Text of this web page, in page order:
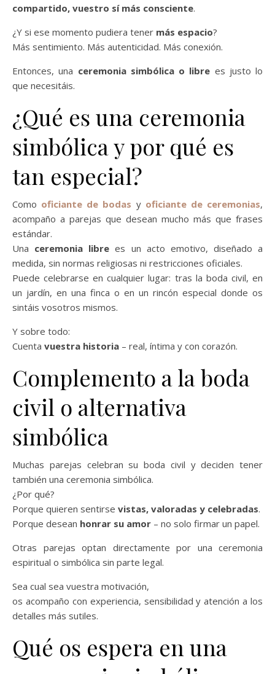
compartido, vuestro sí más consciente.
¿Y si ese momento pudiera tener más espacio?
Más sentimiento. Más autenticidad. Más conexión.
Entonces, una ceremonia simbólica o libre es justo lo
que necesitáis.
¿Qué es una ceremonia
simbólica y por qué es
tan especial?
Como oficiante de bodas y oficiante de ceremonias,
acompaño a parejas que desean mucho más que frases
estándar.
Una ceremonia libre es un acto emotivo, diseñado a
medida, sin normas religiosas ni restricciones oficiales.
Puede celebrarse en cualquier lugar: tras la boda civil, en
un jardín, en una finca o en un rincón especial donde os
sintáis vosotros mismos.
Y sobre todo:
Cuenta vuestra historia – real, íntima y con corazón.
Complemento a la boda
civil o alternativa
simbólica
Muchas parejas celebran su boda civil y deciden tener
también una ceremonia simbólica.
¿Por qué?
Porque quieren sentirse vistas, valoradas y celebradas.
Porque desean honrar su amor – no solo firmar un papel.
Otras parejas optan directamente por una ceremonia
espiritual o simbólica sin parte legal.
Sea cual sea vuestra motivación,
os acompaño con experiencia, sensibilidad y atención a los
detalles más sutiles.
Qué os espera en una